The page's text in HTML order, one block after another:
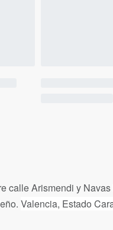
calle Arismendi y
Valencia, Estado